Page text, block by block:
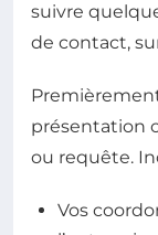
suivre
de contact,
présentation
ou requête.
Vos